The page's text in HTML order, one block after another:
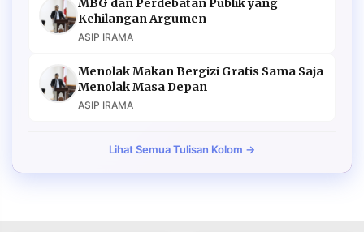
MBG dan Perdebatan Publik yang
Kehilangan Argumen
ASIP IRAMA
Menolak Makan Bergizi Gratis Sama Saja
Menolak Masa Depan
ASIP IRAMA
Lihat Semua Tulisan Kolom →